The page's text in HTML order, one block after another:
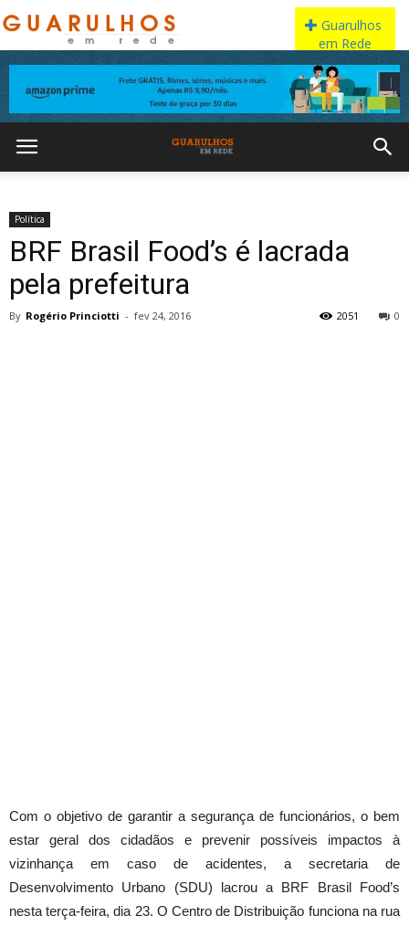
Política
BRF Brasil Food’s é lacrada
pela prefeitura
By Rogério Princiotti - fev 24, 2016 0
2051
Com o objetivo de garantir a segurança de funcionários, o bem
estar geral dos cidadãos e prevenir possíveis impactos à
vizinhança em caso de acidentes, a secretaria de
Desenvolvimento Urbano (SDU) lacrou a BRF Brasil Food’s
nesta terça-feira, dia 23. O Centro de Distribuição funciona na rua